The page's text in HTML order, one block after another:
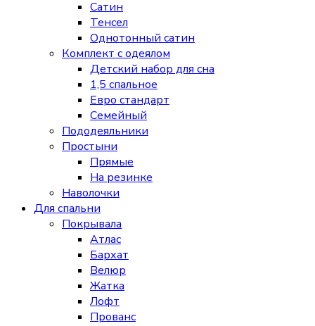
Сатин
Тенсел
Однотонный сатин
Комплект с одеялом
Детский набор для сна
1,5 спальное
Евро стандарт
Семейный
Пододеяльники
Простыни
Прямые
На резинке
Наволочки
Для спальни
Покрывала
Атлас
Бархат
Велюр
Жатка
Лофт
Прованс